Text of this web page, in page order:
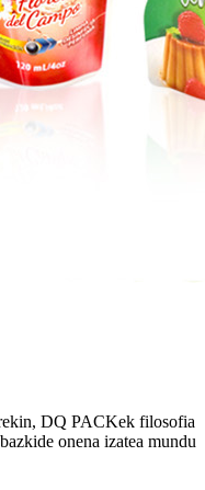
DQ PACKek filosofia
onena izatea mundu